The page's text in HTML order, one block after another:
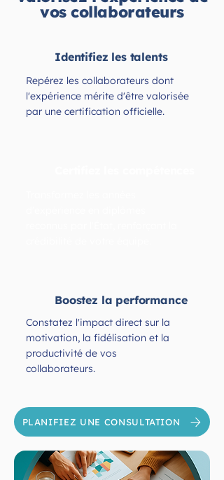
vos collaborateurs
Identifiez les talents
Repérez les collaborateurs dont
l'expérience mérite d'être valorisée
par une certification officielle.
Boostez la performance
Constatez l'impact direct sur la
motivation, la fidélisation et la
productivité de vos
collaborateurs.
PLANIFIEZ UNE CONSULTATION